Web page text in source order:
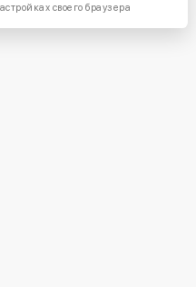
своего браузера